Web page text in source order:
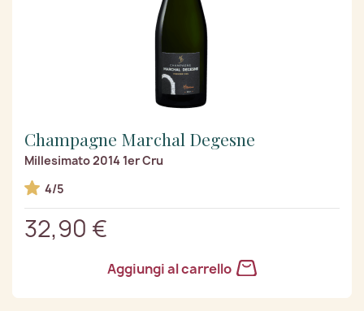
Champagne Marchal Degesne
Millesimato 2014 1er Cru
4/5
32,90 €
Aggiungi al carrello